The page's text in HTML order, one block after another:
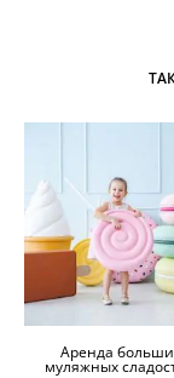
Аренда
муляжных